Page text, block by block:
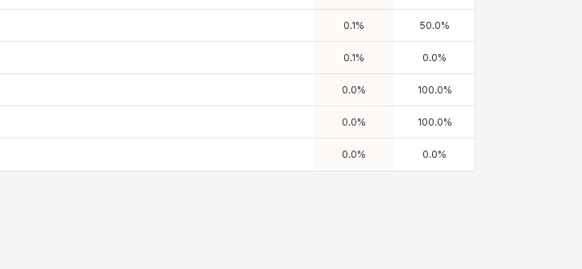
0.1% 50.0%
0.1% 0.0%
0.0% 100.0%
0.0% 100.0%
0.0% 0.0%